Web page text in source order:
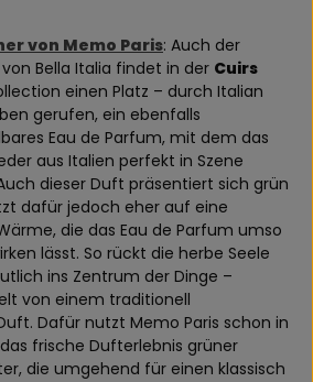
von Memo Paris: Auch der
Bella Italia findet in der Cuirs
einen Platz – durch Italian
gerufen, ein ebenfalls
Eau de Parfum, mit dem das
aus Italien perfekt in Szene
dieser Duft präsentiert sich grün
dafür jedoch eher auf eine
die das Eau de Parfum umso
lässt. So rückt die herbe Seele
ins Zentrum der Dinge –
von einem traditionell
Dafür nutzt Memo Paris schon in
frische Dufterlebnis grüner
die umgehend für einen klassisch